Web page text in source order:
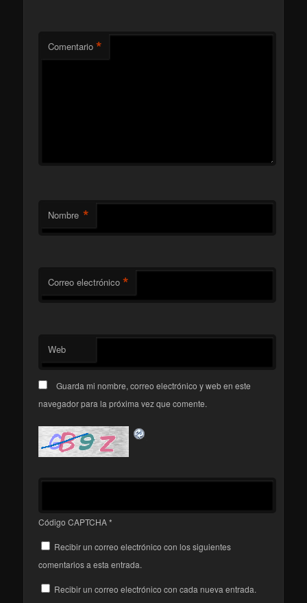
Comentario *
Nombre *
Correo electrónico *
Web
Guarda mi nombre, correo electrónico y web en este
navegador para la próxima vez que comente.
Código CAPTCHA*
Recibir un correo electrónico con los siguientes
comentarios a esta entrada.
Recibir un correo electrónico con cada nueva entrada.